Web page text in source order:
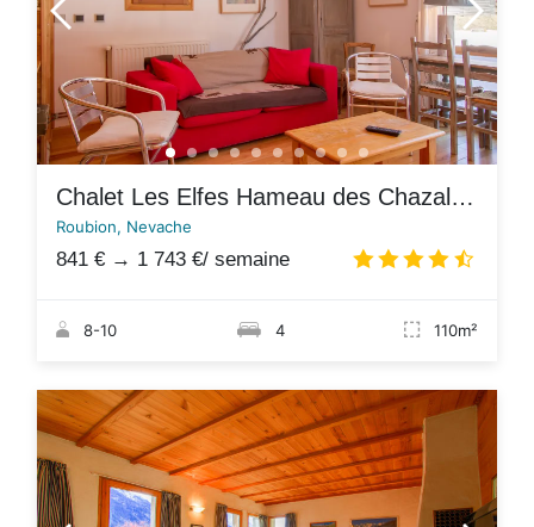
Chalet Les Elfes Hameau des Chazals Nevache Hautes Alpes
Roubion, Nevache
841 € → 1 743 €/ semaine
8-10 4 110m²